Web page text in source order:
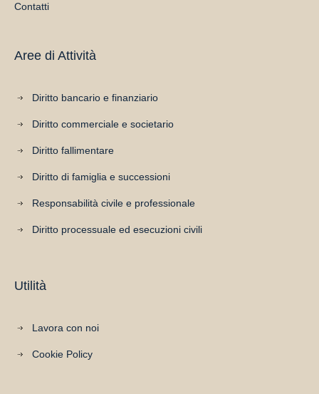
Contatti
Aree di Attività
Diritto bancario e finanziario
Diritto commerciale e societario
Diritto fallimentare
Diritto di famiglia e successioni
Responsabilità civile e professionale
Diritto processuale ed esecuzioni civili
Utilità
Lavora con noi
Cookie Policy